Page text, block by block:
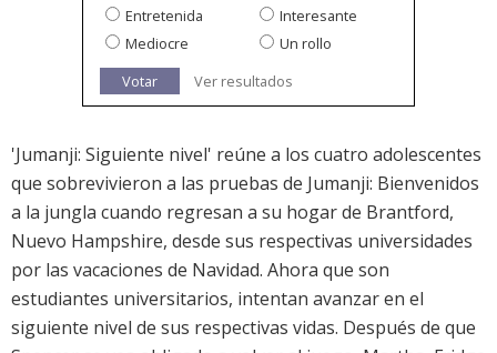
Entretenida
Interesante
Mediocre
Un rollo
Votar
Ver resultados
'Jumanji: Siguiente nivel' reúne a los cuatro adolescentes
que sobrevivieron a las pruebas de Jumanji: Bienvenidos
a la jungla cuando regresan a su hogar de Brantford,
Nuevo Hampshire, desde sus respectivas universidades
por las vacaciones de Navidad. Ahora que son
estudiantes universitarios, intentan avanzar en el
siguiente nivel de sus respectivas vidas. Después de que